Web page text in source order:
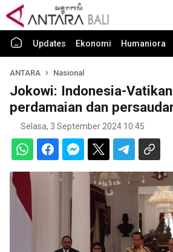
Updates Ekonomi Humaniora
ANTARA Nasional
Jokowi: Indonesia-
perdamaian dan
Selasa, 3 September 2024 10:45